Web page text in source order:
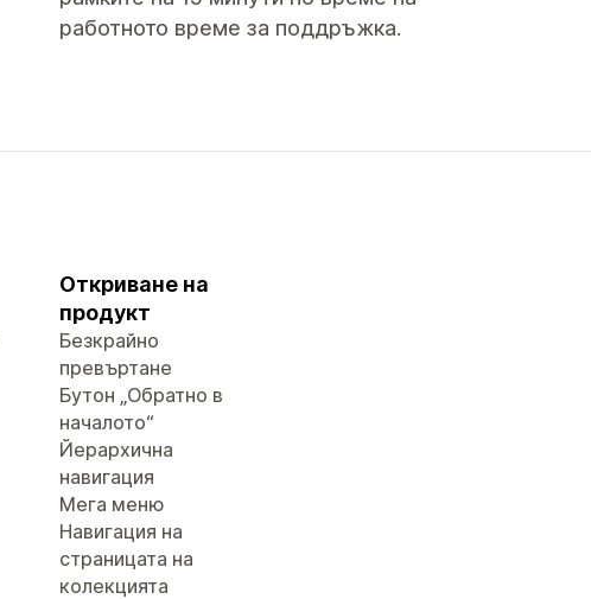
работното време за поддръжка.
Откриване на
продукт
Безкрайно
превъртане
Бутон „Обратно в
началото“
Йерархична
навигация
Мега меню
Навигация на
страницата на
колекцията